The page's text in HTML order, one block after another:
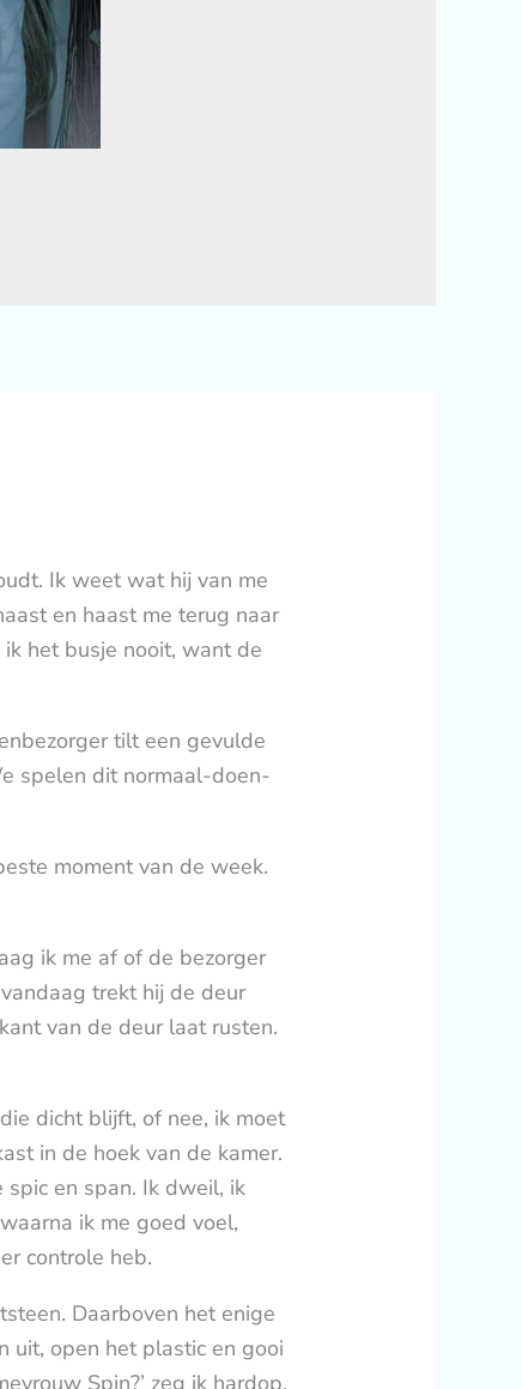
Ik weet wat hij van me
en haast me terug naar
het busje nooit, want de
tilt een gevulde
spelen dit normaal-doen-
moment van de week.
ik me af of de bezorger
trekt hij de deur
van de deur laat rusten.
dicht blijft, of nee, ik moet
in de hoek van de kamer.
en span. Ik dweil, ik
ik me goed voel,
controle heb.
Daarboven het enige
uit, open het plastic en gooi
Spin?’ zeg ik hardop.